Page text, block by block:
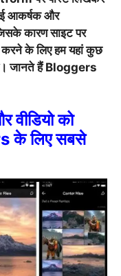
आकर्षक और
कारण साइट पर
के लिए हम यहां कुछ
जानते हैं Bloggers
को
के लिए सबसे